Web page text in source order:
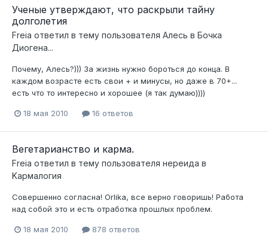
Ученые утверждают, что раскрыли тайну
долголетия
Freia ответил в тему пользователя Алесь в Бочка
Диогена...
Почему, Алесь?))) За жизнь нужно бороться до конца. В
каждом возрасте есть свои + и минусы, но даже в 70+...
есть что то интересно и хорошее (я так думаю))))
18 мая 2010 16 ответов
Вегетарианство и карма.
Freia ответил в тему пользователя нереида в
Kармалогия
Совершенно согласна! Orlika, все верно говоришь! Работа
над собой это и есть отработка прошлых проблем.
18 мая 2010 878 ответов